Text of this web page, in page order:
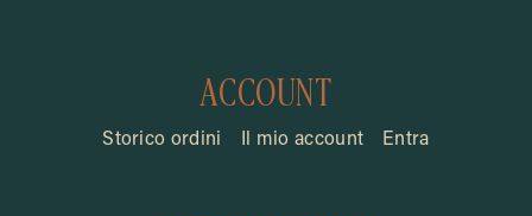
ACCOUNT
Storico ordini Il mio account Entra